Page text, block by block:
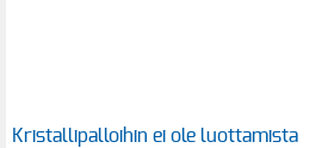
Kristallipalloihin ei ole luottamista